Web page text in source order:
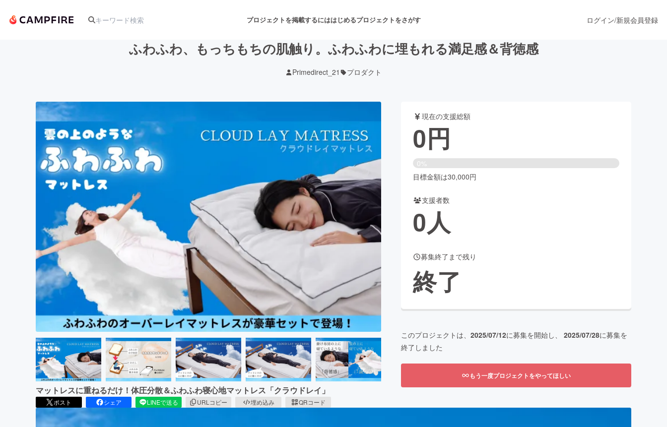
プロジェクトを掲載するにははじめるプロジェクトをさがす
アート・写真 舞台・パフォーマンス
テクノロジー・ガジェット ゲーム・サービス開発 フード・飲食店
映像・映画 アニメ・漫画
ビジネス・起業 チャレンジ ビューティー・ヘルスケア
まちづくり・地域活性化
CAMPFIRE for Social Good
CAMPFIREふるさと納税
machi-yaコミュニティ
ログイン/新規会員登録
ふわふわ、もっちもちの肌触り。ふわふわに埋もれる満足感＆背徳感
Primedirect_21 プロダクト
マットレスに重ねるだけ！体圧分散＆ふわふわ寝心地マットレス「クラウドレイ」
ポスト シェア LINEで送る URLコピー 埋め込み QRコード
現在の支援総額
0円
0%
目標金額は30,000円
支援者数
0人
募集終了まで残り
終了
このプロジェクトは、 2025/07/12に募集を開始し、 2025/07/28に募集を
終了しました
もう一度プロジェクトをやってほしい